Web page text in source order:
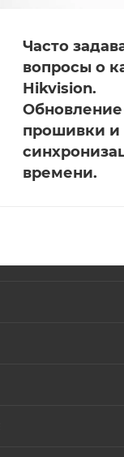
Часто
вопросы о
Hikvision.
Обновление
прошивки и
времени.